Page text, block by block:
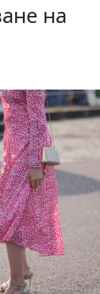
на